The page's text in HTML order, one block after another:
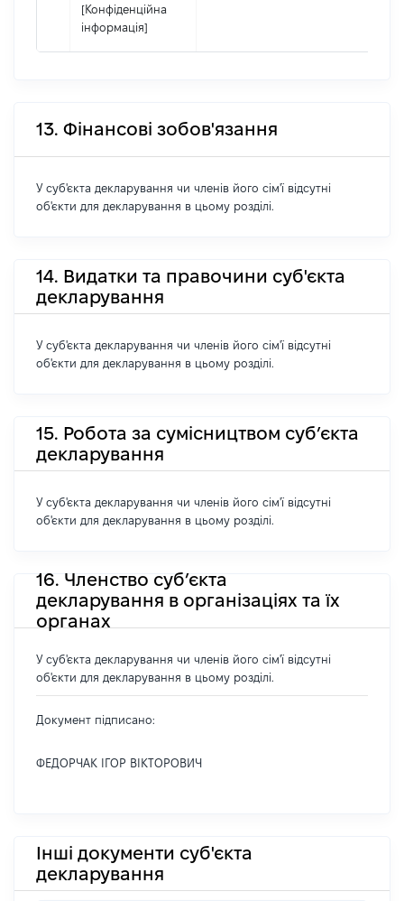
[Конфіденційна
інформація]
13. Фінансові зобов'язання
У суб'єкта декларування чи членів його сім'ї відсутні
об'єкти для декларування в цьому розділі.
14. Видатки та правочини суб'єкта
декларування
У суб'єкта декларування чи членів його сім'ї відсутні
об'єкти для декларування в цьому розділі.
15. Робота за сумісництвом суб’єкта
декларування
У суб'єкта декларування чи членів його сім'ї відсутні
об'єкти для декларування в цьому розділі.
16. Членство суб’єкта
декларування в організаціях та їх
органах
У суб'єкта декларування чи членів його сім'ї відсутні
об'єкти для декларування в цьому розділі.
Документ підписано:
ФЕДОРЧАК ІГОР ВІКТОРОВИЧ
Інші документи суб'єкта
декларування